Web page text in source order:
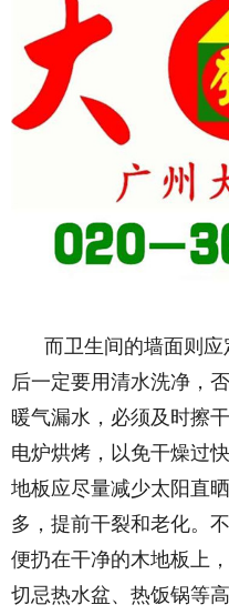
而卫生间的墙面则应
后一定要用清水洗净，
暖气漏水，必须及时擦
电炉烘烤，以免干燥过
地板应尽量减少太阳直
多，提前干裂和老化。
便扔在干净的木地板上
切忌热水盆、热饭锅等